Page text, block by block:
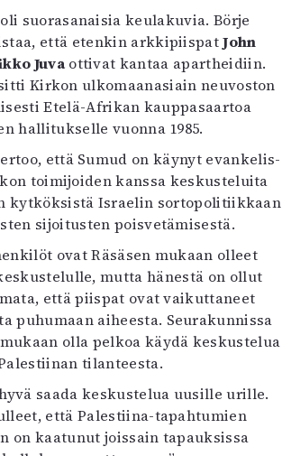
suorasanaisia keulakuvia. Börje
että etenkin arkkipiispatJohn
Juvaottivat kantaa apartheidiin.
Kirkon ulkomaanasiain neuvoston
Etelä-Afrikan kauppasaartoa
hallitukselle vuonna 1985.
että Sumud on käynyt evankelis-
toimijoiden kanssa keskusteluita
kytköksistä Israelin sortopolitiikkaan
sijoitusten poisvetämisestä.
ovat Räsäsen mukaan olleet
mutta hänestä on ollut
että piispat ovat vaikuttaneet
puhumaan aiheesta. Seurakunnissa
olla pelkoa käydä keskustelua
tilanteesta.
saada keskustelua uusille urille.
että Palestiina-tapahtumien
on kaatunut joissain tapauksissa